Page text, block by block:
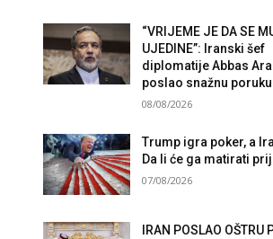
“VRIJEME JE DA SE
UJEDINE”: Iranski šef
diplomatije Abbas
poslao snažnu
08/08/2026
Trump igra poker, a
Da li će ga matirati
07/08/2026
IRAN POSLAO OŠTRU